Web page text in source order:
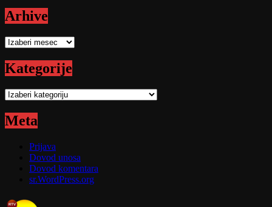
Arhive
Arhive
Kategorije
Kategorije
Meta
Prijava
Dovod unosa
Dovod komentara
sr.WordPress.org